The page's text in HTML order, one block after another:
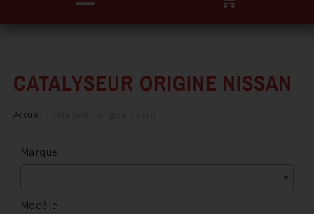
CATALYSEUR ORIGINE NISSAN
Accueil
Marque
Modèle